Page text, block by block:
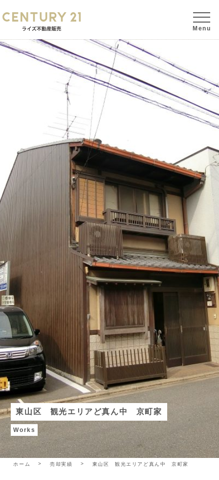
東山区 観光エリアど真ん中 京町家
Works
ホーム 売却実績 東山区 観光エリアど真ん中 京町家